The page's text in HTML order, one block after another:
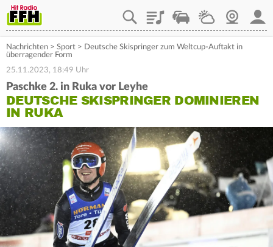
PlaylistStaupilotWetterWebcam
Nachrichten > Sport > Deutsche Skispringer zum Weltcup-Auftakt in
überragender Form
25.11.2023, 18:49 Uhr
Paschke 2. in Ruka vor Leyhe
DEUTSCHE SKISPRINGER DOMINIEREN
IN RUKA